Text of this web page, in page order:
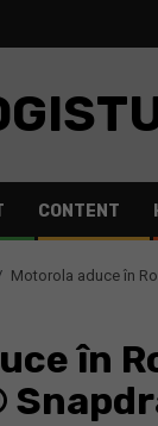
CONTENT
Motorola aduce în
în